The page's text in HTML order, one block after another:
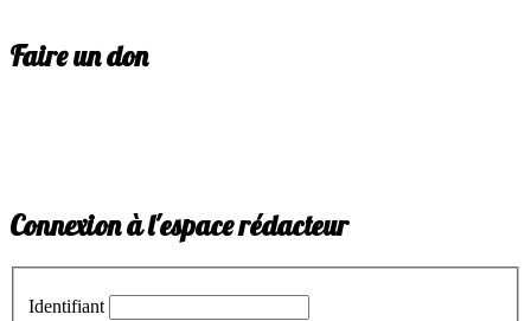
Faire un don
Connexion à l'espace rédacteur
Identifiant